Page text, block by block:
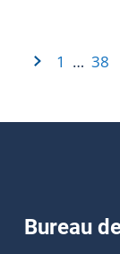
1 … 38
Bureau